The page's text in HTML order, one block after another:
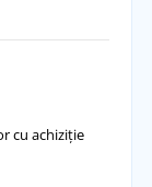
cu achiziție